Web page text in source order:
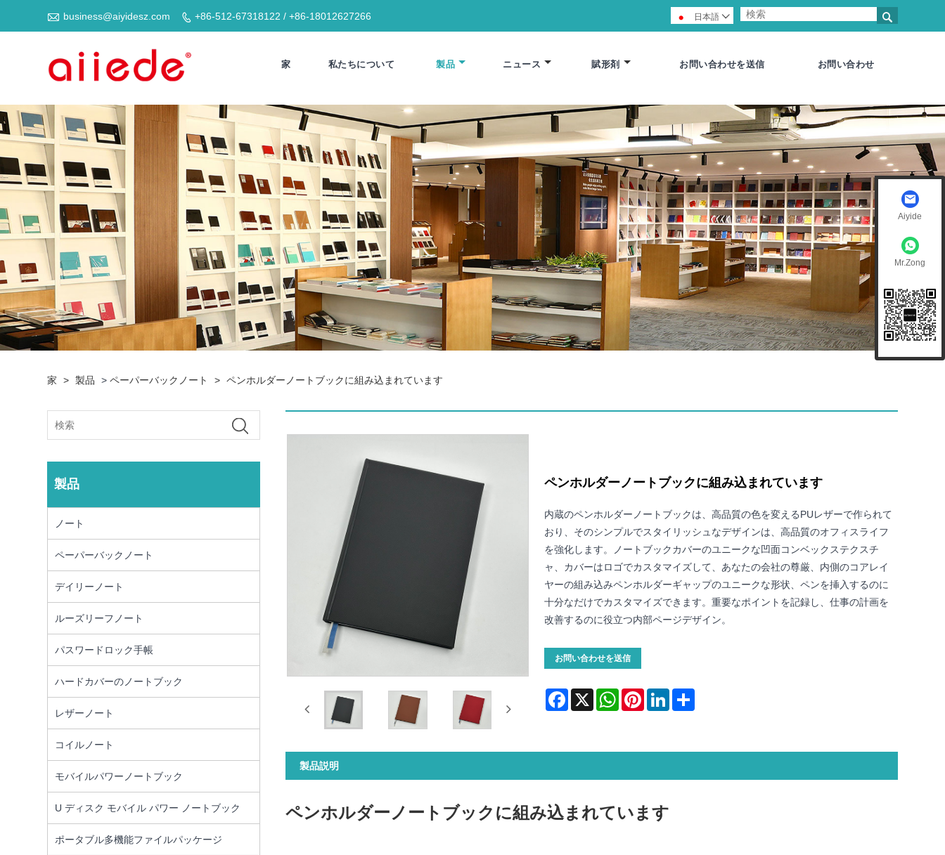
 business@aiyidesz.com  +86-512-67318122 / +86-18012627266 
日本語 
家 私たちについて 製品 ニュース 賦形剤 お問い合わせを送信 お問い合わせ
家 > 製品 >ペーパーバックノート > ペンホルダーノートブックに組み込まれています
製品
ノート
ペーパーバックノート
デイリーノート
ルーズリーフノート
パスワードロック手帳
ハードカバーのノートブック
レザーノート
コイルノート
モバイルパワーノートブック
U ディスク モバイル パワー ノートブック
ポータブル多機能ファイルパッケージ
ペンホルダーノートブックに組み込まれています
内蔵のペンホルダーノートブックは、高品質の色を変えるPUレザーで作られて
おり、そのシンプルでスタイリッシュなデザインは、高品質のオフィスライフ
を強化します。ノートブックカバーのユニークな凹面コンベックステクスチ
ャ、カバーはロゴでカスタマイズして、あなたの会社の尊厳、内側のコアレイ
ヤーの組み込みペンホルダーギャップのユニークな形状、ペンを挿入するのに
十分なだけでカスタマイズできます。重要なポイントを記録し、仕事の計画を
改善するのに役立つ内部ページデザイン。
お問い合わせを送信
Facebook
X WhatsAppPinterestLinkedInShare
製品説明
ペンホルダーノートブックに組み込まれています
Aiyide
Mr.Zong